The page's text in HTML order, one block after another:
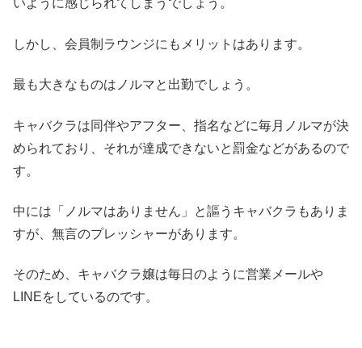
いように感じられてしまうでしょう。
しかし、会員制ラウンジにもメリットはあります。
最も大きなものはノルマと出勤でしょう。
キャバクラは同伴やアフター、指名などに毎月ノルマが決
められており、それが達成できないと罰金などがあるので
す。
中には「ノルマはありません」と謳うキャバクラもありま
すが、無言のプレッシャーがあります。
そのため、キャバクラ嬢は毎日のように営業メールや
LINEをしているのです。